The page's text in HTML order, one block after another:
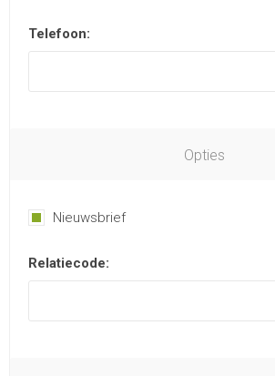
Telefoon:
Opties
Nieuwsbrief
Relatiecode: